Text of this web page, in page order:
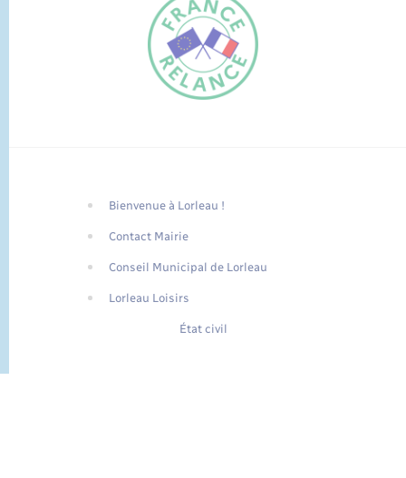
Traduction du
FR
Bienvenue à Lorleau !
Contact Mairie
Conseil Municipal de Lorleau
Lorleau Loisirs
État civil